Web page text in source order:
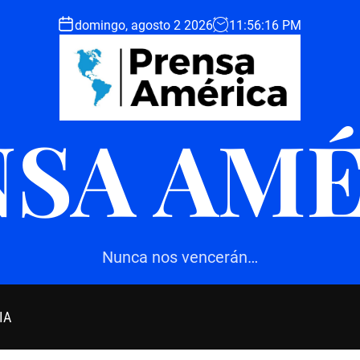
domingo, agosto 2 2026 11 :56:17 PM
Nunca nos vencerán…